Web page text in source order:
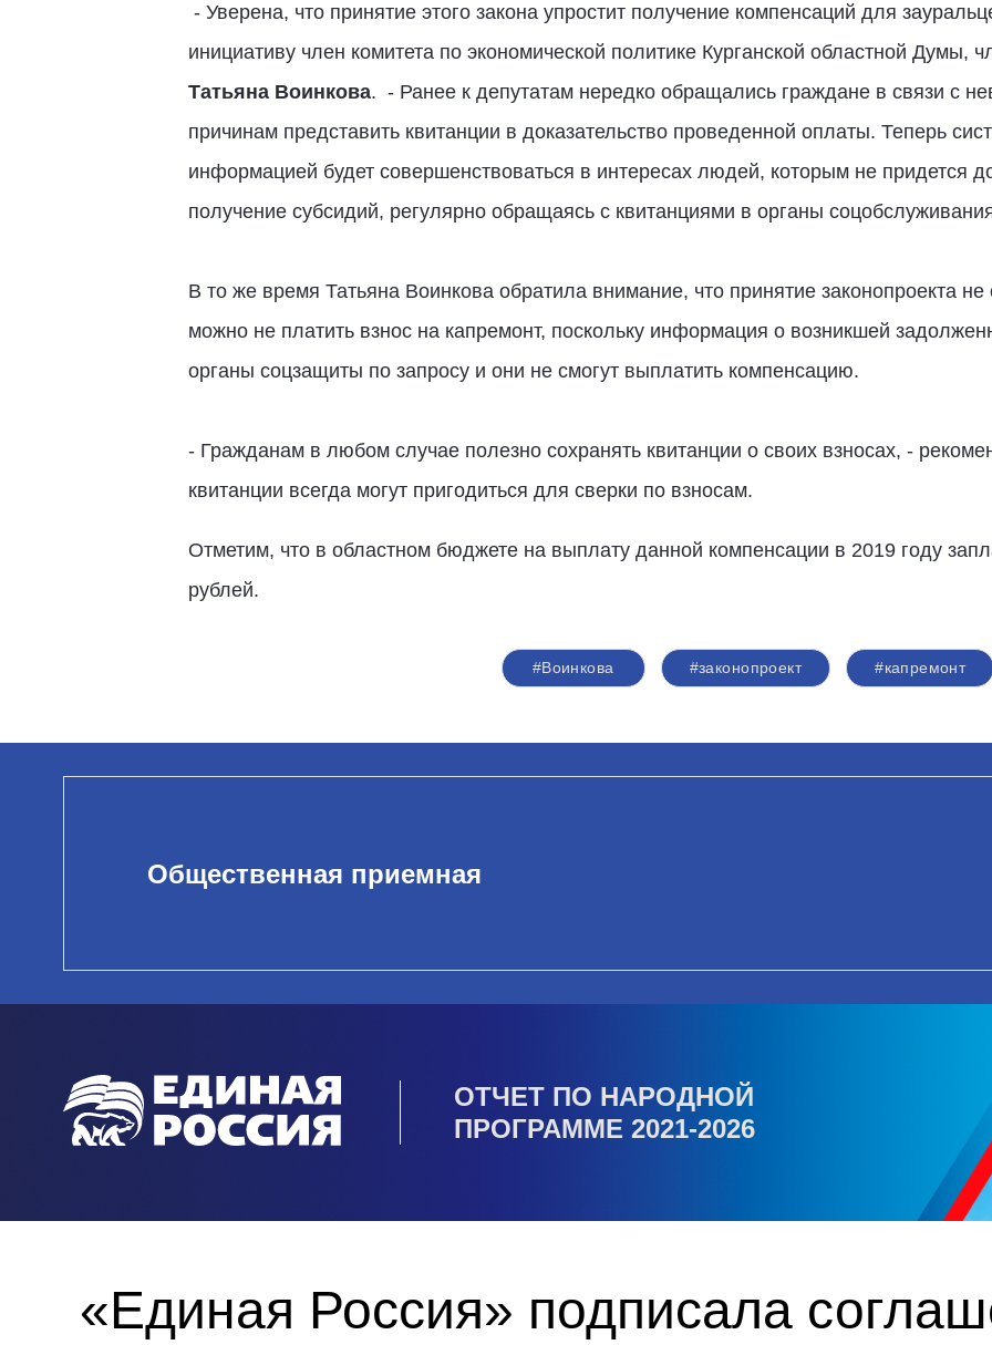
- Уверена, что принятие этого закона упростит получение компенсаций для
инициативу член комитета по экономической политике Курганской областной Думы,
Татьяна Воинкова. - Ранее к депутатам нередко обращались граждане в связи с
причинам представить квитанции в доказательство проведенной оплаты. Теперь
информацией будет совершенствоваться в интересах людей, которым не придется
получение субсидий, регулярно обращаясь с квитанциями в органы
В то же время Татьяна Воинкова обратила внимание, что принятие законопроекта не
можно не платить взнос на капремонт, поскольку информация о возникшей
органы соцзащиты по запросу и они не смогут выплатить компенсацию.
- Гражданам в любом случае полезно сохранять квитанции о своих взносах, -
квитанции всегда могут пригодиться для сверки по взносам.
Отметим, что в областном бюджете на выплату данной компенсации в 2019 году
рублей.
#Воинкова #законопроект #капремонт
Общественная приемная
ОТЧЕТ ПО НАРОДНОЙ
ПРОГРАММЕ 2021-2026
«Единая Россия» подписала